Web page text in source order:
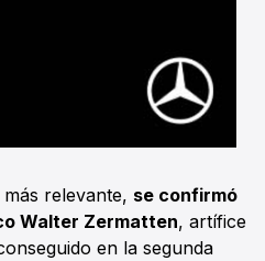
relevante, se confirmó
Walter Zermatten, artífice
en la segunda